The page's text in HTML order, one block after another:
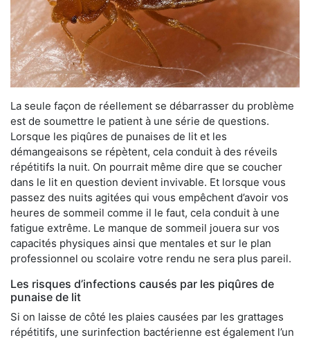
La seule façon de réellement se débarrasser du problème
est de soumettre le patient à une série de questions.
Lorsque les piqûres de punaises de lit et les
démangeaisons se répètent, cela conduit à des réveils
répétitifs la nuit. On pourrait même dire que se coucher
dans le lit en question devient invivable. Et lorsque vous
passez des nuits agitées qui vous empêchent d’avoir vos
heures de sommeil comme il le faut, cela conduit à une
fatigue extrême. Le manque de sommeil jouera sur vos
capacités physiques ainsi que mentales et sur le plan
professionnel ou scolaire votre rendu ne sera plus pareil.
Les risques d’infections causés par les piqûres de
punaise de lit
Si on laisse de côté les plaies causées par les grattages
répétitifs, une surinfection bactérienne est également l’un